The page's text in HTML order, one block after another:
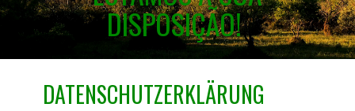
DISPOSIÇÃO!
​DATENSCHUTZERKLÄRUNG